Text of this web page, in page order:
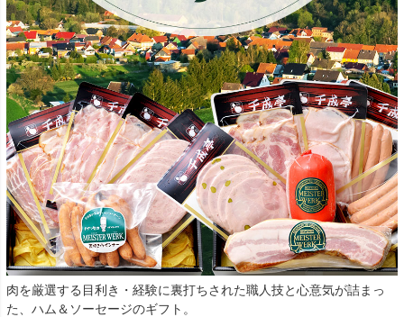
肉を厳選する目利き・経験に裏打ちされた職人技と心意気が詰まっ
た、ハム＆ソーセージのギフト。